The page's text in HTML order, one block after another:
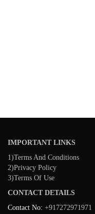
IMPORTANT LINKS
1)Terms And Conditions
2)Privacy Policy
3)Terms Of Use
CONTACT DETAILS
Contact No: +917272971971